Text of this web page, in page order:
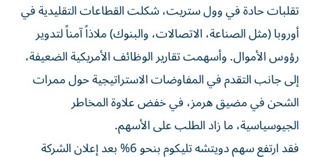
تقلبات حادة في وول ستريت، شكلت القطاعات التقليدية في
أوروبا (مثل الصناعة، الاتصالات، والبنوك) ملاذاً آمناً لتدوير
رؤوس الأموال. وأسهمت تقارير الوظائف الأمريكية الضعيفة،
إلى جانب التقدم في المفاوضات الاستراتيجية حول ممرات
الشحن في مضيق هرمز، في خفض علاوة المخاطر
الجيوسياسية، ما زاد الطلب على الأسهم.
فقد ارتفع سهم دويتشه تليكوم بنحو 6% بعد إعلان الشركة